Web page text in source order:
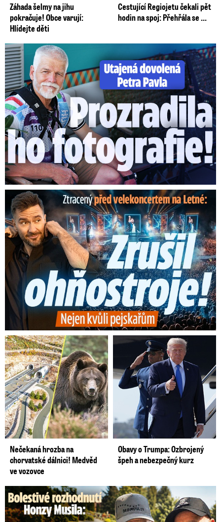
Záhada šelmy na jihu
pokračuje! Obce varují:
Hlídejte děti
Cestující Regiojetu čekali pět
hodin na spoj: Přehřála se ...
Utajená dovolená Petra Pavla: Prozradila ho fotka!
Ztracený škrtl ohňostroj na Letné! Ještě nezačal a už ...
Nečekaná hrozba na
chorvatské dálnici! Medvěd
ve vozovce
Obavy o Trumpa: Ozbrojený
špeh a nebezpečný kurz
Bolestivé rozhodnutí Honzy Musila: Tátu musel dát do ústavu